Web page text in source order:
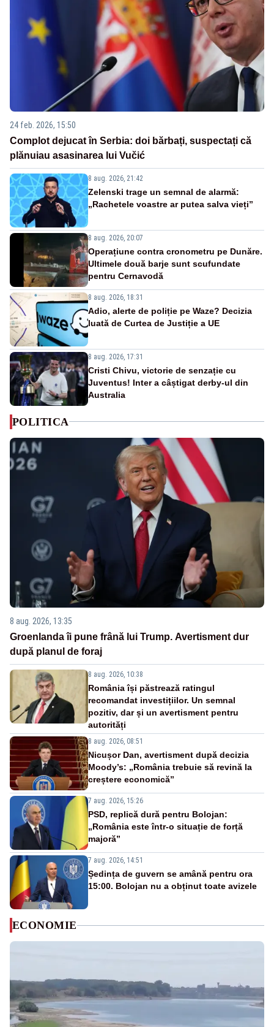
24 feb. 2026, 15:50
Complot dejucat în Serbia: doi bărbați, suspectați că
plănuiau asasinarea lui Vučić
8 aug. 2026, 21:42
Zelenski trage un semnal de alarmă:
„Rachetele voastre ar putea salva vieți”
8 aug. 2026, 20:07
Operațiune contra cronometru pe Dunăre.
Ultimele două barje sunt scufundate
pentru Cernavodă
8 aug. 2026, 18:31
Adio, alerte de poliție pe Waze? Decizia
luată de Curtea de Justiție a UE
8 aug. 2026, 17:31
Cristi Chivu, victorie de senzație cu
Juventus! Inter a câștigat derby-ul din
Australia
POLITICA
8 aug. 2026, 13:35
Groenlanda îi pune frână lui Trump. Avertisment dur
după planul de foraj
8 aug. 2026, 10:38
România își păstrează ratingul
recomandat investițiilor. Un semnal
pozitiv, dar și un avertisment pentru
autorități
8 aug. 2026, 08:51
Nicușor Dan, avertisment după decizia
Moody’s: „România trebuie să revină la
creștere economică”
7 aug. 2026, 15:26
PSD, replică dură pentru Bolojan:
„România este într-o situație de forță
majoră”
7 aug. 2026, 14:51
Ședința de guvern se amână pentru ora
15:00. Bolojan nu a obținut toate avizele
ECONOMIE